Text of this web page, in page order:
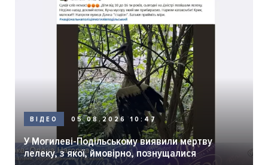
ВІДЕО 05.08.2026 10:47
У Могилеві-Подільському виявили мертву
лелеку, з якої, ймовірно, познущалися